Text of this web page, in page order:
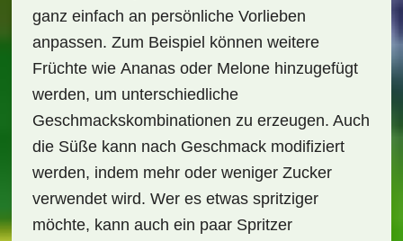
ganz einfach an persönliche Vorlieben
anpassen. Zum Beispiel können weitere
Früchte wie Ananasoder Melonehinzugefügt
werden, um unterschiedliche
Geschmackskombinationen zu erzeugen. Auch
die Süße kann nach Geschmack modifiziert
werden, indem mehr oder weniger Zucker
verwendet wird. Wer es etwas spritziger
möchte, kann auch ein paar Spritzer